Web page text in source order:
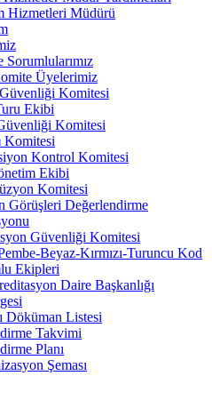
Hizmetleri Müdürü
Üyelerimiz
Komitesi
Ekibi
Komitesi
Komitesi
Kontrol Komitesi
Ekibi
Komitesi
Görüşleri Değerlendirme
Güvenliği Komitesi
Beyaz-Kırmızı-Turuncu Kod
Ekipleri
Daire Başkanlığı
Döküman Listesi
Takvimi
Planı
Şeması